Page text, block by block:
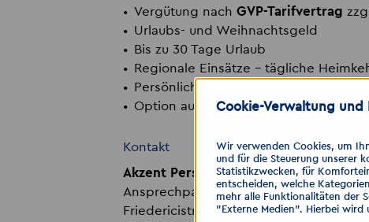
Vergütung nach GVP-Tarifvertrag
Urlaubs- und Weihnachtsgeld
Bis zu 30 Tage Urlaub
Regionale Einsätze – tägliche
Persönliche Betreuung durch unser
Option auf Übernahme beim
Kontakt
Akzent Personaldienstleistungen
Ansprechpartnerin:Stephanie Taube
Friedericistraße 9
Cookie-Verwaltung
Wir verwenden Cookies, um
und für die Steuerung unserer
Statistikzwecken, für
entscheiden, welche
mehr alle Funktionalitäten der
"Externe Medien". Hierbei wird